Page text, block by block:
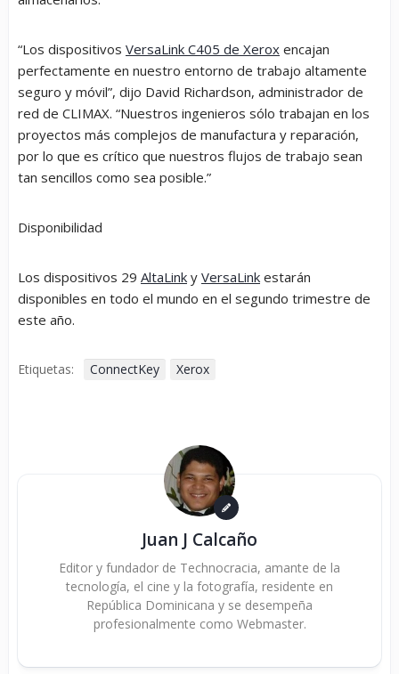
“Los dispositivos VersaLink C405 de Xerox encajan
perfectamente en nuestro entorno de trabajo altamente
seguro y móvil”, dijo David Richardson, administrador de
red de CLIMAX. “Nuestros ingenieros sólo trabajan en los
proyectos más complejos de manufactura y reparación,
por lo que es crítico que nuestros flujos de trabajo sean
tan sencillos como sea posible.”
Disponibilidad
Los dispositivos 29 AltaLink y VersaLink estarán
disponibles en todo el mundo en el segundo trimestre de
este año.
Etiquetas: ConnectKey Xerox
Juan J Calcaño
Editor y fundador de Technocracia, amante de la
tecnología, el cine y la fotografía, residente en
República Dominicana y se desempeña
profesionalmente como Webmaster.